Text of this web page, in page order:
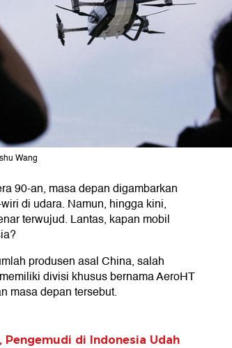
Wang
90-an, masa depan digambarkan
di udara. Namun, hingga kini,
terwujud. Lantas, kapan mobil
produsen asal China, salah
divisi khusus bernama AeroHT
masa depan tersebut.
Pengemudi di Indonesia Udah